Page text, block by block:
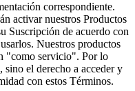
correspondiente.
activar nuestros Productos
Suscripción de acuerdo con
Nuestros productos
"como servicio". Por lo
el derecho a acceder y
con estos Términos.